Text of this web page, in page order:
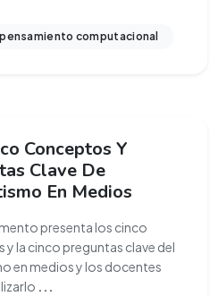
computacional
Conceptos Y
Clave De
En Medios
presenta los cinco
la cinco preguntas clave del
en medios y los docentes
...